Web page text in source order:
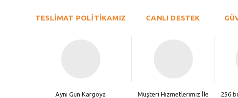
Ürün açıklamasında eksik bilgiler bulunuyor.
TESLİMAT POLİTİKAMIZ
Aynı Gün Kargoya
CANLI DESTEK
Müşteri Hizmetlerimiz İle
256